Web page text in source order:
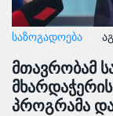
ᲡᲐᲖᲝᲒᲐᲓᲝᲔᲑᲐ
მთავრობამ
პროგრამა